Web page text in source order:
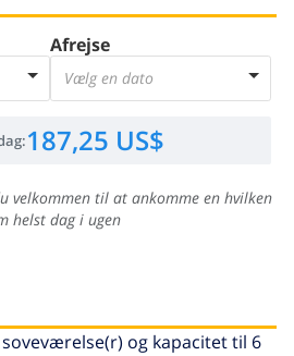
Afrejse
Vælg en dato
:187,25 US$
velkommen til at ankomme en hvilken
helst dag i ugen
og kapacitet til 6